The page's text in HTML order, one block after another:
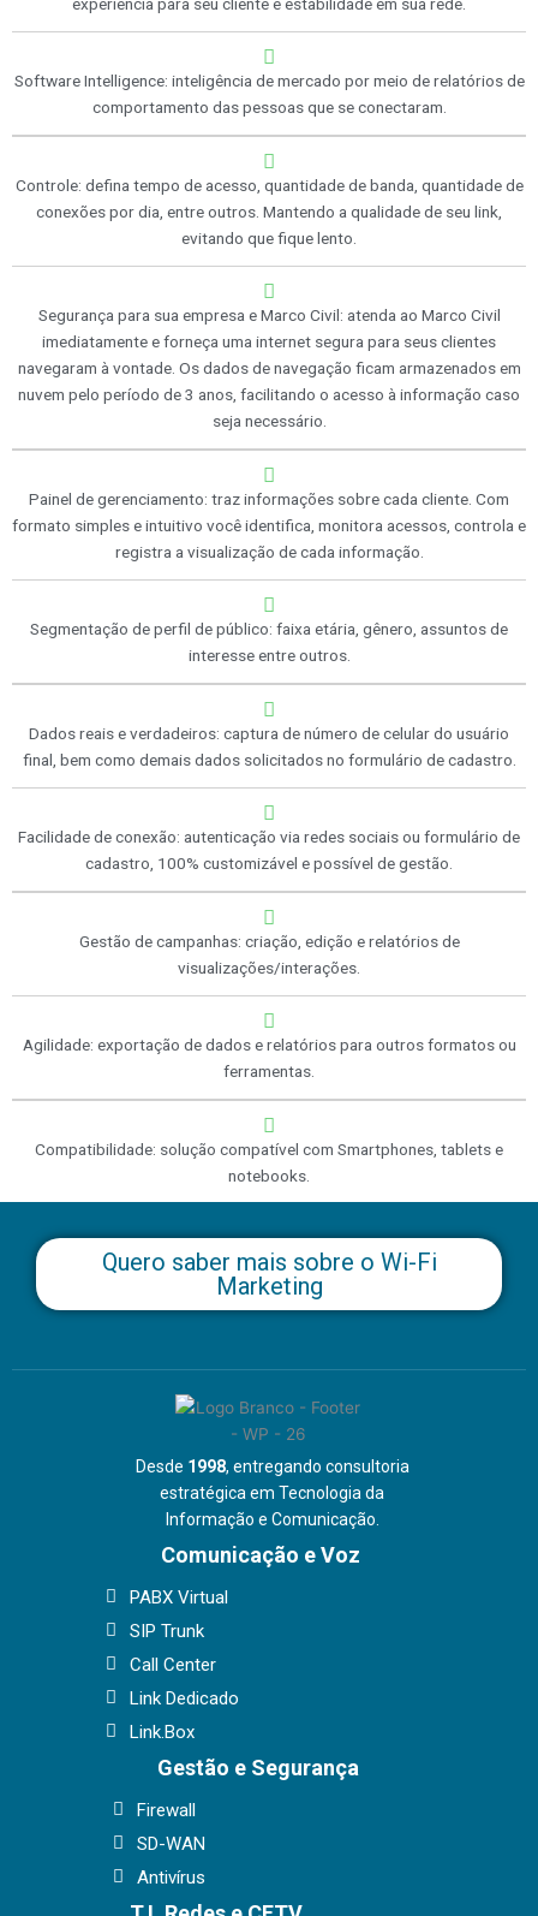
Software Intelligence: inteligência de mercado por meio de relatórios de
comportamento das pessoas que se conectaram.
Controle: defina tempo de acesso, quantidade de banda, quantidade de
conexões por dia, entre outros. Mantendo a qualidade de seu link,
evitando que fique lento.
Segurança para sua empresa e Marco Civil: atenda ao Marco Civil
imediatamente e forneça uma internet segura para seus clientes
navegaram à vontade. Os dados de navegação ficam armazenados em
nuvem pelo período de 3 anos, facilitando o acesso à informação caso
seja necessário.
Painel de gerenciamento: traz informações sobre cada cliente. Com
formato simples e intuitivo você identifica, monitora acessos, controla e
registra a visualização de cada informação.
Segmentação de perfil de público: faixa etária, gênero, assuntos de
interesse entre outros.
Dados reais e verdadeiros: captura de número de celular do usuário
final, bem como demais dados solicitados no formulário de cadastro.
Facilidade de conexão: autenticação via redes sociais ou formulário de
cadastro, 100% customizável e possível de gestão.
Gestão de campanhas: criação, edição e relatórios de
visualizações/interações.
Agilidade: exportação de dados e relatórios para outros formatos ou
ferramentas.
Compatibilidade: solução compatível com Smartphones, tablets e
notebooks.
Quero saber mais sobre o Wi-Fi
Marketing
Desde 1998, entregando consultoria
estratégica em Tecnologia da
Informação e Comunicação.
Comunicação e Voz
PABX Virtual
SIP Trunk
Call Center
Link Dedicado
Link.Box
Gestão e Segurança
Firewall
SD-WAN
Antivírus